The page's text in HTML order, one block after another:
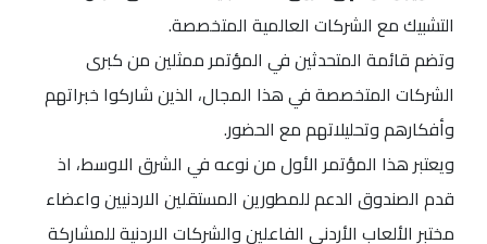
التشبيك مع الشركات العالمية المتخصصة.
وتضم قائمة المتحدثين في المؤتمر ممثلين من كبرى
الشركات المتخصصة في هذا المجال، الذين شاركوا خبراتهم
وأفكارهم وتحليلاتهم مع الحضور.
ويعتبر هذا المؤتمر الأول من نوعه في الشرق الاوسط، اذ
قدم الصندوق الدعم للمطورين المستقلين الاردنيين واعضاء
مختبر الألعاب الأردني الفاعلين والشركات الاردنية للمشاركة